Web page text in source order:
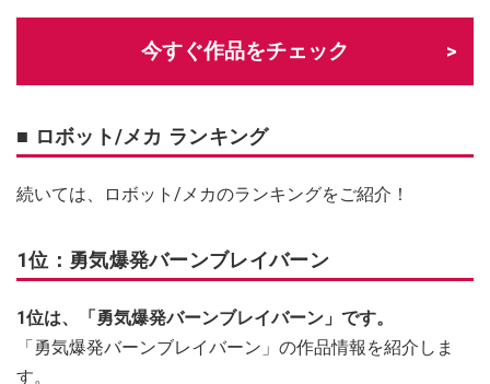
今すぐ作品をチェック
■ ロボット/メカ ランキング
続いては、ロボット/メカのランキングをご紹介！
1位：勇気爆発バーンブレイバーン
1位は、「勇気爆発バーンブレイバーン 」です。
「勇気爆発バーンブレイバーン」の作品情報を紹介しま
す。